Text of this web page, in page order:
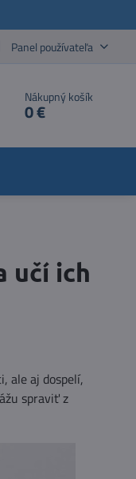
Panel používateľa
Nákupný košík
0 €
učí ich
ale aj dospelí,
spraviť z